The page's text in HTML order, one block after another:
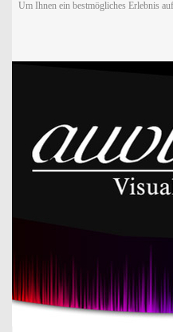
Um Ihnen ein bestmögliches Erlebnis